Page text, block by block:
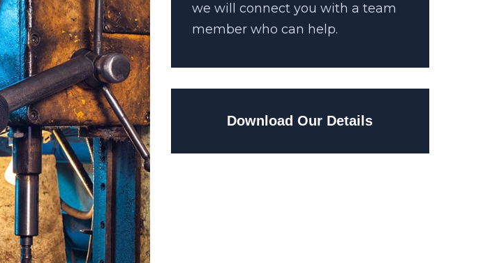
we will connect you with a team
member who can help.
Download Our Details